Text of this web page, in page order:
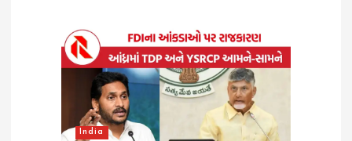
India